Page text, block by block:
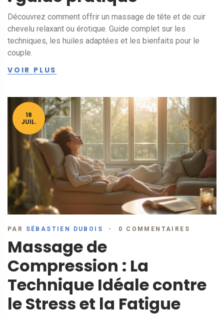
Découvrez comment offrir un massage de tête et de cuir
chevelu relaxant ou érotique. Guide complet sur les
techniques, les huiles adaptées et les bienfaits pour le
couple.
VOIR PLUS
18
JUIL.
PAR SÉBASTIEN DUBOIS 0 COMMENTAIRES
Massage de
Compression : La
Technique Idéale contre
le Stress et la Fatigue